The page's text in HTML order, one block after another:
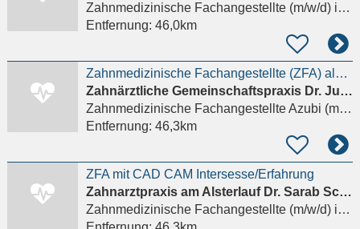
Zahnmedizinische Fachangestellte (m/w/d)in Hamburg
Entfernung: 46,0km
Zahnmedizinische Fachangestellte (ZFA) als AZUBI
Zahnärztliche Gemeinschaftspraxis Dr. Julia Tehsmer Dr. Melanie Hück
Zahnmedizinische Fachangestellte Azubi (m/w/d)
Entfernung: 46,3km
ZFA mit CAD CAM Intersesse/Erfahrung
Zahnarztpraxis am Alsterlauf Dr. Sarab Schäfer
Zahnmedizinische Fachangestellte (m/w/d)in Hamburg